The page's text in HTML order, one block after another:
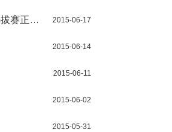
赛正式
2015-06-17
2015-06-14
2015-06-11
2015-06-02
2015-05-31